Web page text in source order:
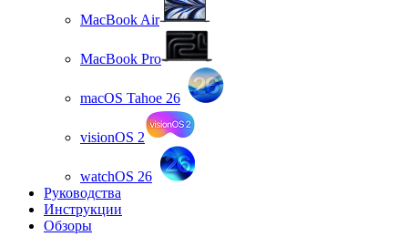
MacBook Air
MacBook Pro
macOS Tahoe 26
visionOS 2
watchOS 26
Руководства
Инструкции
Обзоры